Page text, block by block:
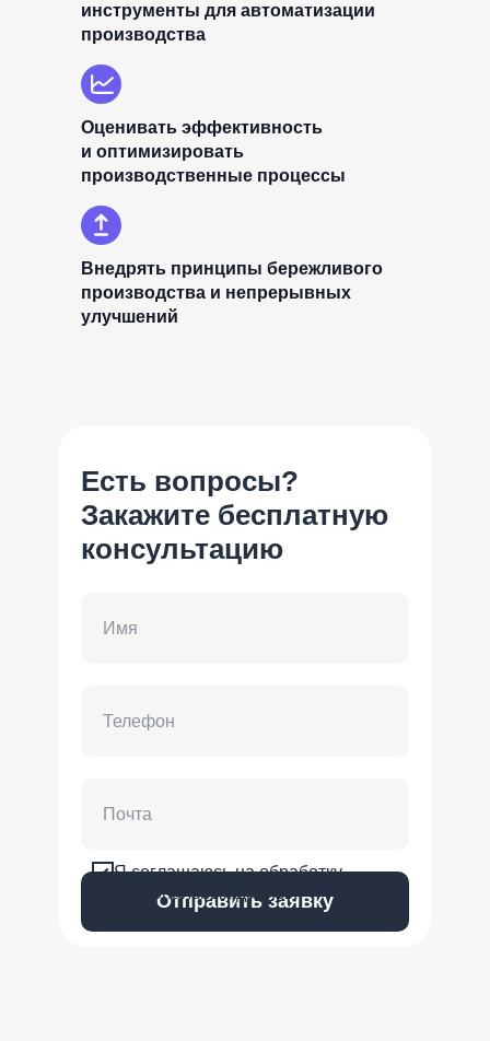
инструменты для автоматизации
производства
Оценивать эффективность
и оптимизировать
производственные процессы
Внедрять принципы бережливого
производства и непрерывных
улучшений
Отправить заявку
Я соглашаюсь на обработку
персональных данных
Есть вопросы?
Закажите бесплатную
консультацию